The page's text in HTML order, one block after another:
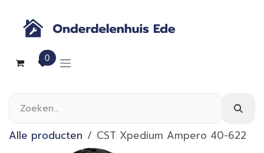
0
Alle producten CST Xpedium Ampero 40-622